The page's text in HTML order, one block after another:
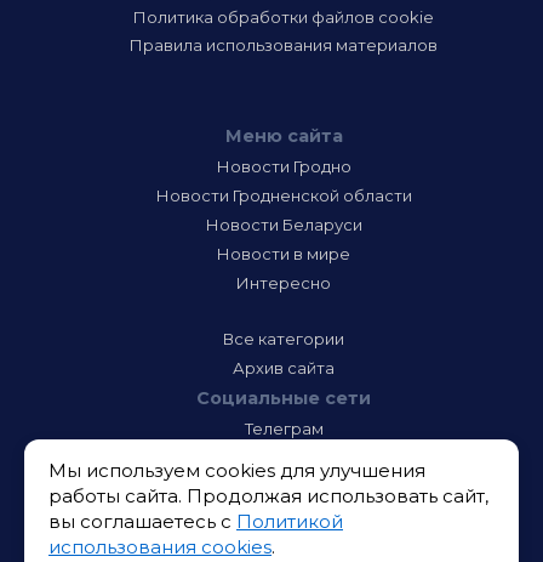
Политика обработки файлов cookie
Правила использования материалов
Меню сайта
Новости Гродно
Новости Гродненской области
Новости Беларуси
Новости в мире
Интересно
Все категории
Архив сайта
Социальные сети
Телеграм
Инстаграм
Тик-Ток
Одноклассники
ВК
Мы используем cookies для улучшения
работы сайта. Продолжая использовать сайт,
вы соглашаетесь с Политикой
использования cookies.